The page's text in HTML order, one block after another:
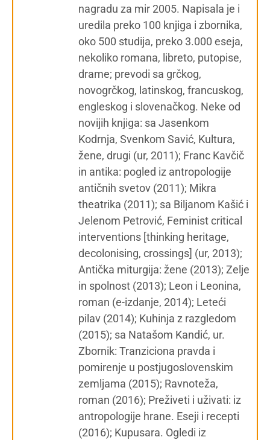
nagradu za mir 2005. Napisala je i
uredila preko 100 knjiga i zbornika,
oko 500 studija, preko 3.000 eseja,
nekoliko romana, libreto, putopise,
drame; prevodi sa grčkog,
novogrčkog, latinskog, francuskog,
engleskog i slovenačkog. Neke od
novijih knjiga: sa Jasenkom
Kodrnja, Svenkom Savić, Kultura,
žene, drugi (ur, 2011); Franc Kavčič
in antika: pogled iz antropologije
antičnih svetov (2011); Mikra
theatrika (2011); sa Biljanom Kašić i
Jelenom Petrović, Feminist critical
interventions [thinking heritage,
decolonising, crossings] (ur, 2013);
Antička miturgija: žene (2013); Zelje
in spolnost (2013); Leon i Leonina,
roman (e-izdanje, 2014); Leteći
pilav (2014); Kuhinja z razgledom
(2015); sa Natašom Kandić, ur.
Zbornik: Tranziciona pravda i
pomirenje u postjugoslovenskim
zemljama (2015); Ravnoteža,
roman (2016); Preživeti i uživati: iz
antropologije hrane. Eseji i recepti
(2016); Kupusara. Ogledi iz